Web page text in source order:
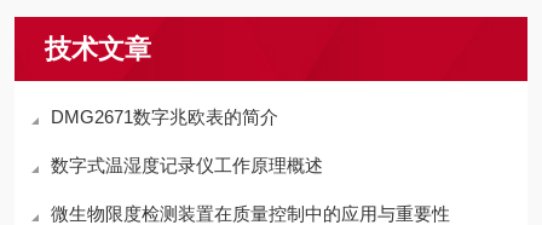
技术文章
DMG2671数字兆欧表的简介
数字式温湿度记录仪工作原理概述
微生物限度检测装置在质量控制中的应用与重要性